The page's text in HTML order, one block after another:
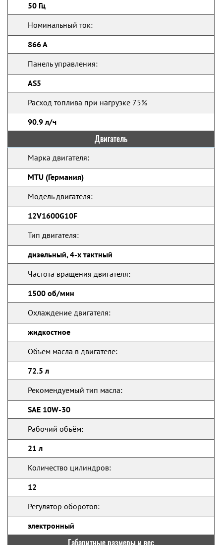
50 Гц
Номинальный ток:
866 А
Панель управления:
AS5
Расход топлива при нагрузке 75%
90.9 л/ч
Двигатель
Марка двигателя:
MTU (Германия)
Модель двигателя:
12V1600G10F
Тип двигателя:
дизельный, 4-х тактный
Частота вращения двигателя:
1500 об/мин
Охлаждение двигателя:
жидкостное
Объем масла в двигателе:
72.5 л
Рекомендуемый тип масла:
SAE 10W-30
Рабочий объём:
21 л
Количество цилиндров:
12
Регулятор оборотов:
электронный
Габаритные размеры и вес